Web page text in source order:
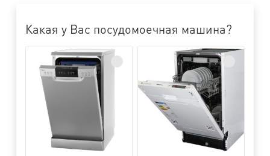
Какая у Вас посудомоечная машина?